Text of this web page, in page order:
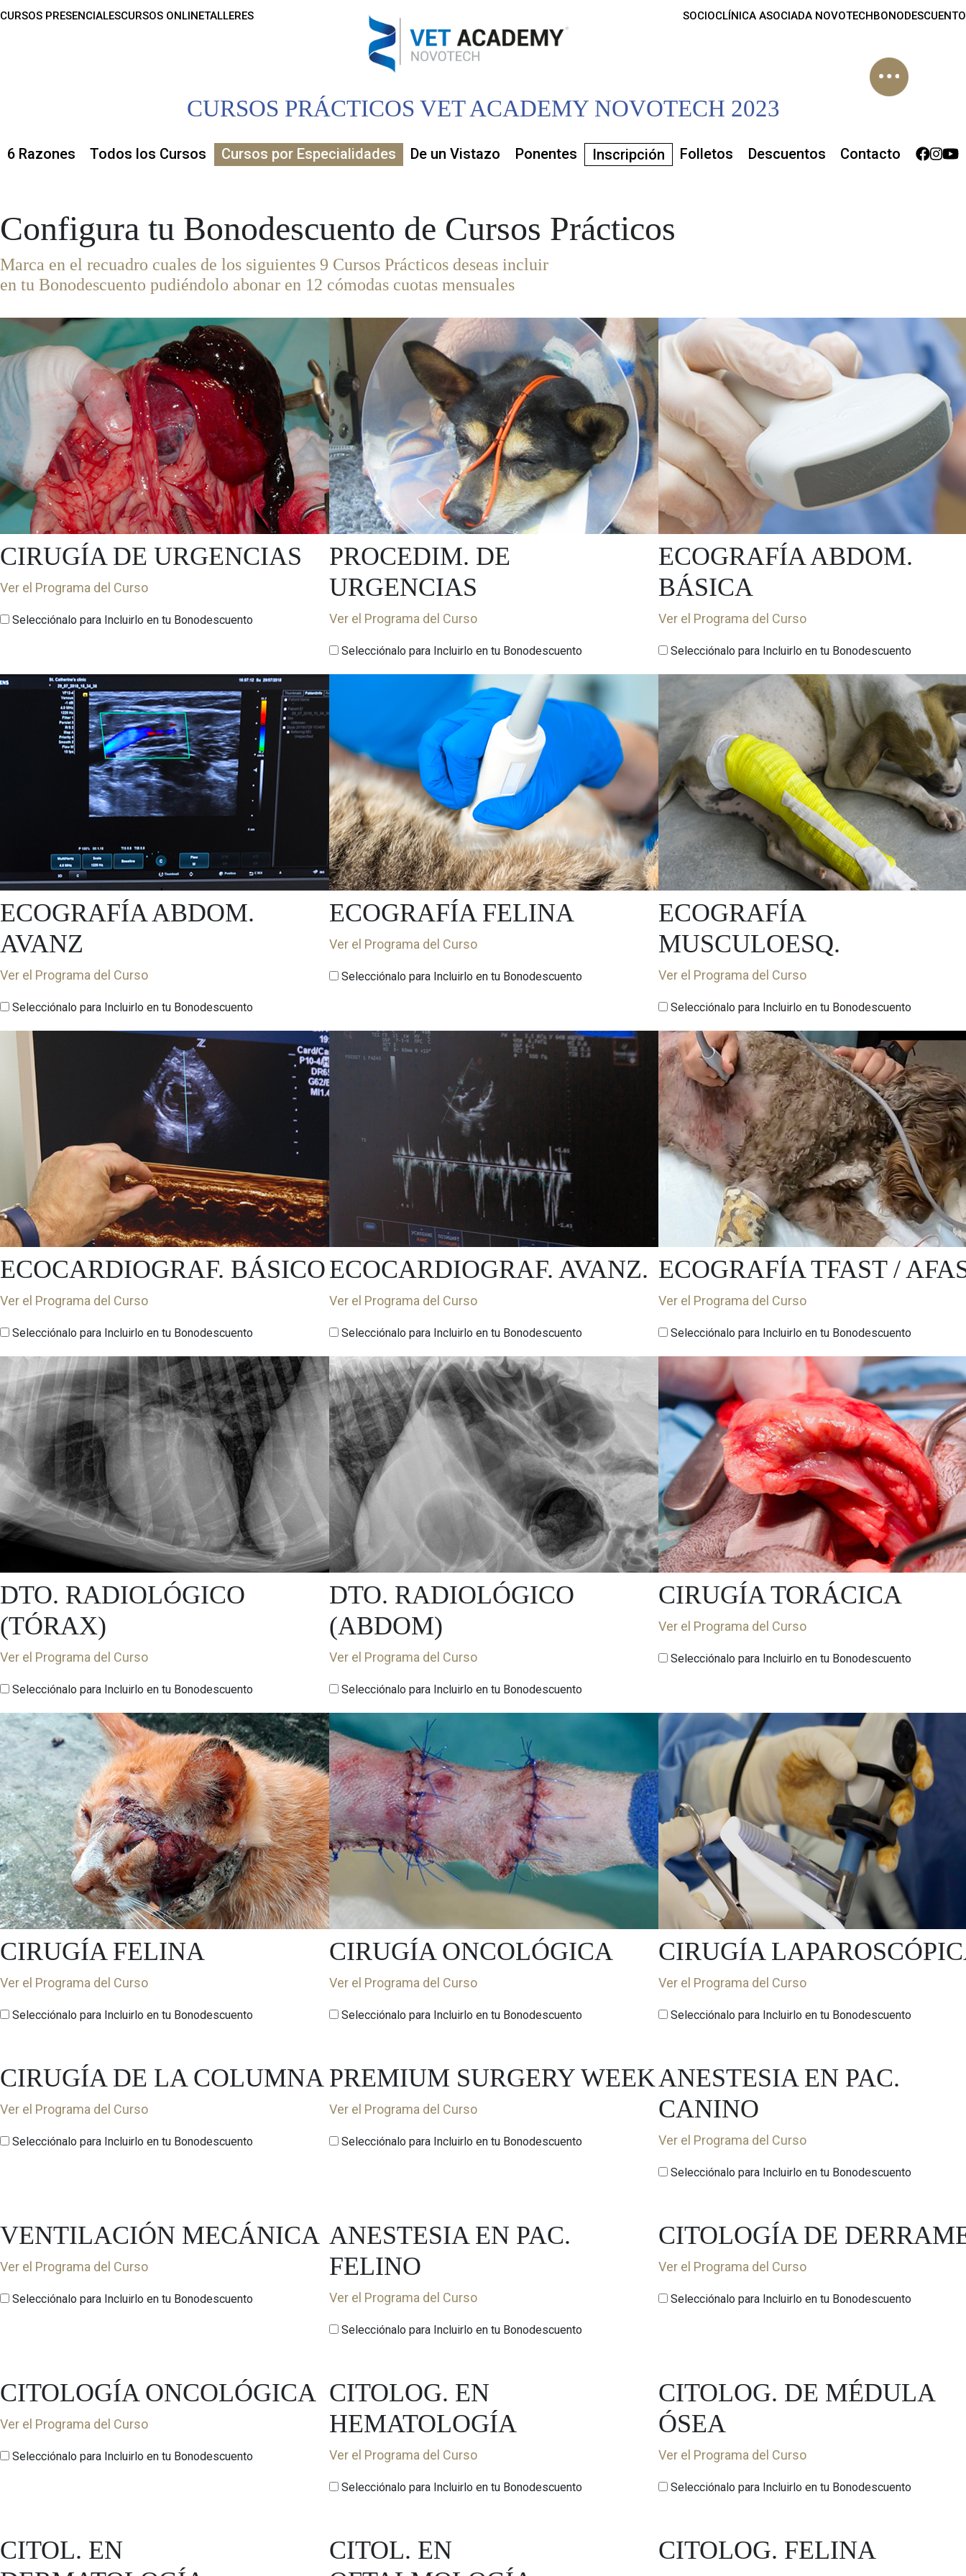
CURSOS PRESENCIALESCURSOS ONLINETALLERES SOCIOCLÍNICA ASOCIADA NOVOTECHBONODESCUENTO
CURSOS PRÁCTICOS VET ACADEMY NOVOTECH 2023
6 Razones Todos los Cursos Cursos por Especialidades De un Vistazo Ponentes Inscripción Folletos Descuentos Contacto
Configura tu Bonodescuento de Cursos Prácticos
Marca en el recuadro cuales de los siguientes 9 Cursos Prácticos deseas incluir
en tu Bonodescuento pudiéndolo abonar en 12 cómodas cuotas mensuales
CIRUGÍA DE URGENCIAS
Ver el Programa del Curso
Selecciónalo para Incluirlo en tu Bonodescuento
PROCEDIM. DE
URGENCIAS
Ver el Programa del Curso
Selecciónalo para Incluirlo en tu Bonodescuento
ECOGRAFÍA ABDOM.
BÁSICA
Ver el Programa del Curso
Selecciónalo para Incluirlo en tu Bonodescuento
ECOGRAFÍA ABDOM.
AVANZ
Ver el Programa del Curso
Selecciónalo para Incluirlo en tu Bonodescuento
ECOGRAFÍA FELINA
Ver el Programa del Curso
Selecciónalo para Incluirlo en tu Bonodescuento
ECOGRAFÍA
MUSCULOESQ.
Ver el Programa del Curso
Selecciónalo para Incluirlo en tu Bonodescuento
ECOCARDIOGRAF. BÁSICO
Ver el Programa del Curso
Selecciónalo para Incluirlo en tu Bonodescuento
ECOCARDIOGRAF. AVANZ.
Ver el Programa del Curso
Selecciónalo para Incluirlo en tu Bonodescuento
ECOGRAFÍA TFAST /
Ver el Programa del Curso
Selecciónalo para Incluirlo en tu Bonodescuento
DTO. RADIOLÓGICO
(TÓRAX)
Ver el Programa del Curso
Selecciónalo para Incluirlo en tu Bonodescuento
DTO. RADIOLÓGICO
(ABDOM)
Ver el Programa del Curso
Selecciónalo para Incluirlo en tu Bonodescuento
CIRUGÍA TORÁCICA
Ver el Programa del Curso
Selecciónalo para Incluirlo en tu Bonodescuento
CIRUGÍA FELINA
Ver el Programa del Curso
Selecciónalo para Incluirlo en tu Bonodescuento
CIRUGÍA ONCOLÓGICA
Ver el Programa del Curso
Selecciónalo para Incluirlo en tu Bonodescuento
CIRUGÍA
Ver el Programa del Curso
Selecciónalo para Incluirlo en tu Bonodescuento
CIRUGÍA DE LA COLUMNA
Ver el Programa del Curso
Selecciónalo para Incluirlo en tu Bonodescuento
PREMIUM SURGERY WEEK
Ver el Programa del Curso
Selecciónalo para Incluirlo en tu Bonodescuento
ANESTESIA EN PAC.
CANINO
Ver el Programa del Curso
Selecciónalo para Incluirlo en tu Bonodescuento
VENTILACIÓN MECÁNICA
Ver el Programa del Curso
Selecciónalo para Incluirlo en tu Bonodescuento
ANESTESIA EN PAC.
FELINO
Ver el Programa del Curso
Selecciónalo para Incluirlo en tu Bonodescuento
CITOLOGÍA DE
Ver el Programa del Curso
Selecciónalo para Incluirlo en tu Bonodescuento
CITOLOGÍA ONCOLÓGICA
Ver el Programa del Curso
Selecciónalo para Incluirlo en tu Bonodescuento
CITOLOG. EN
HEMATOLOGÍA
Ver el Programa del Curso
Selecciónalo para Incluirlo en tu Bonodescuento
CITOLOG. DE MÉDULA
ÓSEA
Ver el Programa del Curso
Selecciónalo para Incluirlo en tu Bonodescuento
CITOL. EN
CITOL. EN
CITOLOG. FELINA